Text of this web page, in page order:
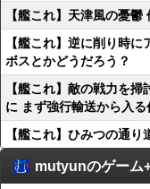
【艦これ】天津風の憂鬱
【艦これ】逆に削り時
ボスとかどうだろう？
【艦これ】敵の戦力を
に まず強行輸送から入る
【艦これ】ひみつの通り
mutyunのゲーム